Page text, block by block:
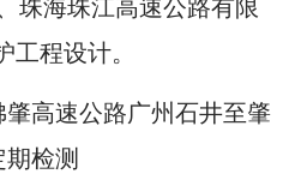
珠海珠江高速公路有限
工程设计。
高速公路广州石井至肇
检测